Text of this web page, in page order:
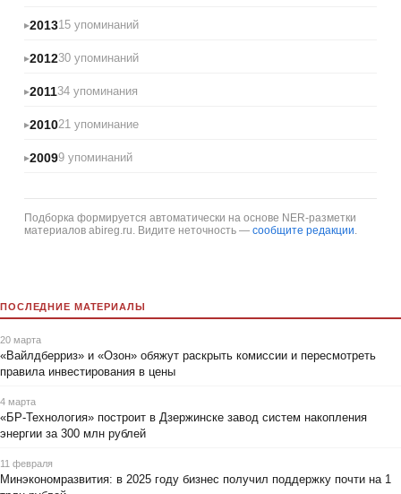
201315 упоминаний
201230 упоминаний
201134 упоминания
201021 упоминание
20099 упоминаний
Подборка формируется автоматически на основе NER-разметки
материалов abireg.ru. Видите неточность — сообщите редакции
ПОСЛЕДНИЕ МАТЕРИАЛЫ
20 марта
«Вайлдберриз» и «Озон» обяжут раскрыть комиссии и пересмотреть
правила инвестирования в цены
4 марта
«БР-Технология» построит в Дзержинске завод систем накопления
энергии за 300 млн рублей
11 февраля
Минэкономразвития: в 2025 году бизнес получил поддержку почти на 1